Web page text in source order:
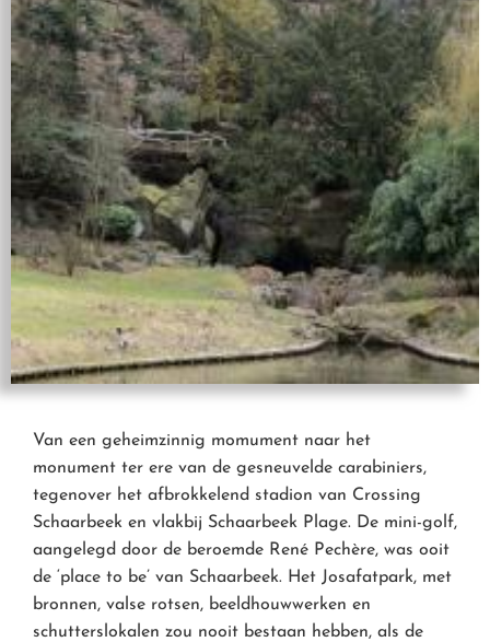
Van een geheimzinnig momument naar het
monument ter ere van de gesneuvelde carabiniers,
tegenover het afbrokkelend stadion van Crossing
Schaarbeek en vlakbij Schaarbeek Plage. De mini-golf,
aangelegd door de beroemde René Pechère, was ooit
de ‘place to be’ van Schaarbeek. Het Josafatpark, met
bronnen, valse rotsen, beeldhouwwerken en
schutterslokalen zou nooit bestaan hebben, als de